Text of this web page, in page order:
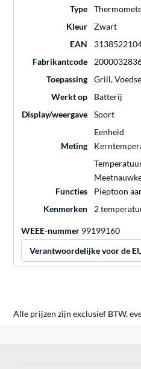
Type
Kleur
Zwart
EAN
Fabrikantcode
Toepassing
Grill,
Werkt op
Batterij
Display/weergave
Soort
Eenheid
Meting
Functies
Pieptoon
Kenmerken
2
WEEE-nummer 99199160
Verantwoordelijke voor de
Alle prijzen zijn exclusief BTW,